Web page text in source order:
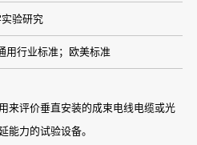
验研究
用行业标准；欧美标准
来评价垂直安装的成束电线电缆或光
能力的试验设备。